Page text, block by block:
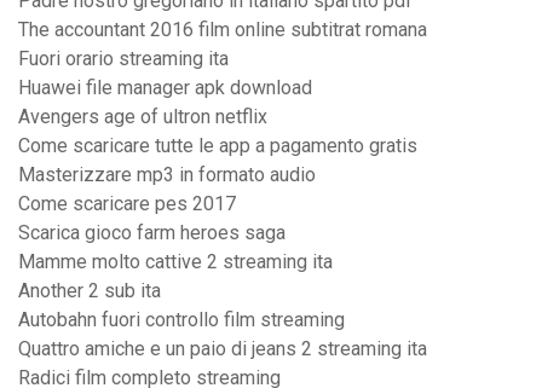
The accountant 2016 film online subtitrat romana
Fuori orario streaming ita
Huawei file manager apk download
Avengers age of ultron netflix
Come scaricare tutte le app a pagamento gratis
Masterizzare mp3 in formato audio
Come scaricare pes 2017
Scarica gioco farm heroes saga
Mamme molto cattive 2 streaming ita
Another 2 sub ita
Autobahn fuori controllo film streaming
Quattro amiche e un paio di jeans 2 streaming ita
Radici film completo streaming